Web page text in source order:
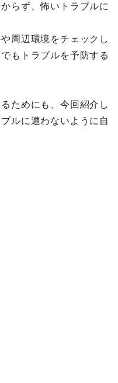
らず、怖いトラブルに
周辺環境をチェックし
もトラブルを予防する
ためにも、今回紹介し
ルに遭わないように自